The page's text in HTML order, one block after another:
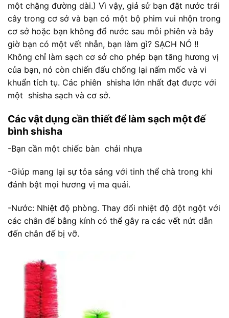
một chặng đường dài.) Vì vậy, giả sử bạn đặt nước trái
cây trong cơ sở và bạn có một bộ phim vui nhộn trong
cơ sở hoặc bạn không đổ nước sau mỗi phiên và bây
giờ bạn có một vết nhẫn, bạn làm gì? SẠCH NÓ !!
Không chỉ làm sạch cơ sở cho phép bạn tăng hương vị
của bạn, nó còn chiến đấu chống lại nấm mốc và vi
khuẩn tích tụ. Các phiên shisha lớn nhất đạt được với
một shisha sạch và cơ sở.
Các vật dụng cần thiết để làm sạch một đế
bình shisha
-Bạn cần một chiếc bàn chải nhựa
-Giúp mang lại sự tỏa sáng với tinh thể chà trong khi
đánh bật mọi hương vị ma quái.
-Nước: Nhiệt độ phòng. Thay đổi nhiệt độ đột ngột với
các chân đế bằng kính có thể gây ra các vết nứt dẫn
đến chân đế bị vỡ.